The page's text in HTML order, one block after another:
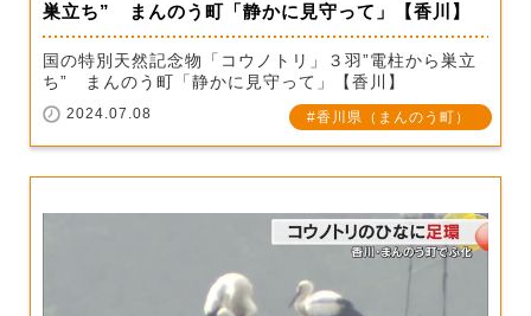
巣立ち” まんのう町「静かに見守って」【香川】
国の特別天然記念物「コウノトリ」３羽”電柱から巣立
ち” まんのう町「静かに見守って」【香川】
2024.07.08 香川県（まんのう町）